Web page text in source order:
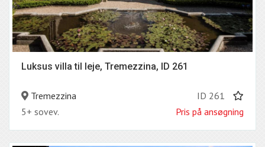
Luksus villa til leje, Tremezzina, ID 261
Tremezzina
ID 261
5+ sovev.
Pris på ansøgning